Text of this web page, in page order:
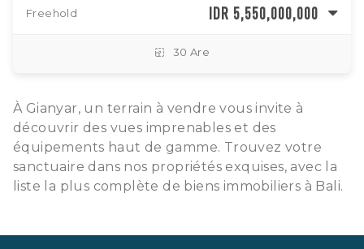
Freehold IDR 5,550,000,000
30 Are
À Gianyar, un terrain à vendre vous invite à
découvrir des vues imprenables et des
équipements haut de gamme. Trouvez votre
sanctuaire dans nos propriétés exquises, avec la
liste la plus complète de biens immobiliers à Bali.